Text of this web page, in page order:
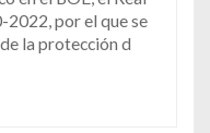
por el que se
la protección d